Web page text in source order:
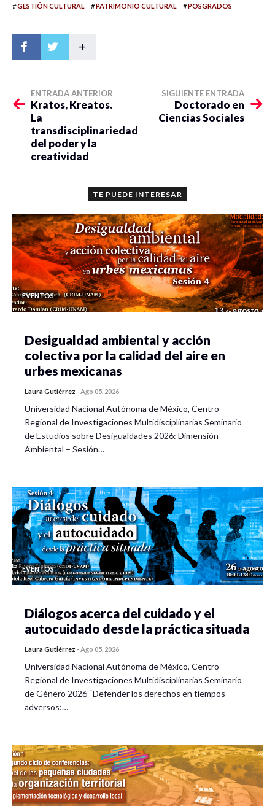
#GESTIÓN CULTURAL #PATRIMONIO CULTURAL #POSGRADOS
+
ENTRADA ANTERIOR
Kratos, Kreatos.
La
transdisciplinariedad
del poder y la
creatividad
SIGUIENTE ENTRADA
Doctorado en
Ciencias Sociales
TE PUEDE INTERESAR
EVENTOS
Desigualdad ambiental y acción
colectiva por la calidad del aire en
urbes mexicanas
Laura Gutiérrez -Ago 05, 2026
Universidad Nacional Autónoma de México, Centro
Regional de Investigaciones Multidisciplinarias Seminario
de Estudios sobre Desigualdades 2026: Dimensión
Ambiental – Sesión…
EVENTOS
Diálogos acerca del cuidado y el
autocuidado desde la práctica situada
Laura Gutiérrez -Ago 05, 2026
Universidad Nacional Autónoma de México, Centro
Regional de Investigaciones Multidisciplinarias Seminario
de Género 2026 “Defender los derechos en tiempos
adversos:…